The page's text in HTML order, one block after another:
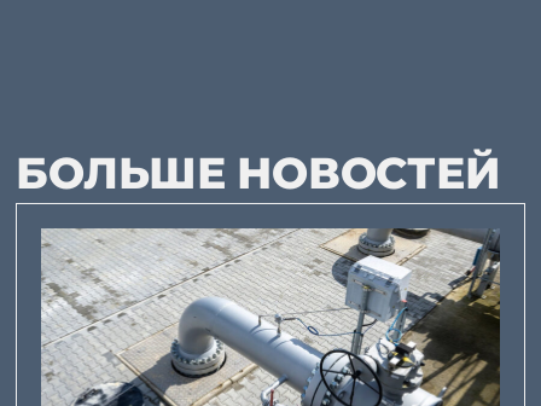
БОЛЬШЕ НОВОСТЕЙ